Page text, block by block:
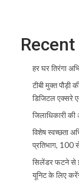
हर घर तिरंगा
टीबी मुक्त पौड़ी
डिजिटल एक्सरे
जिलाधिकारी
विशेष स्वच्छता
प्रतिभाग, 100
सिलेंडर फटने से
यूनिट के लिए